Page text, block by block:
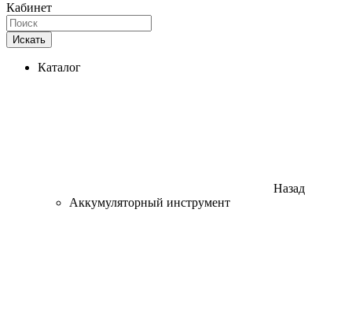
Кабинет
Искать
Каталог
Назад
Аккумуляторный инструмент